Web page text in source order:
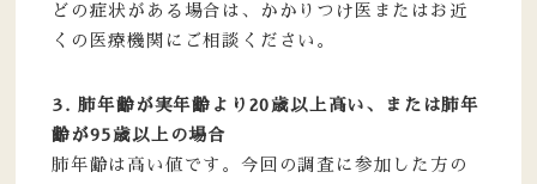
どの症状がある場合は、かかりつけ医またはお近
くの医療機関にご相談ください。
3. 肺年齢が実年齢より20歳以上高い、または肺年
齢が95歳以上の場合
肺年齢は高い値です。今回の調査に参加した方の